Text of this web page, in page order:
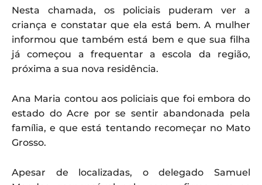
Nesta chamada, os policiais puderam ver a
criança e constatar que ela está bem. A mulher
informou que também está bem e que sua filha
já começou a frequentar a escola da região,
próxima a sua nova residência.
Ana Maria contou aos policiais que foi embora do
estado do Acre por se sentir abandonada pela
família, e que está tentando recomeçar no Mato
Grosso.
Apesar de localizadas, o delegado Samuel